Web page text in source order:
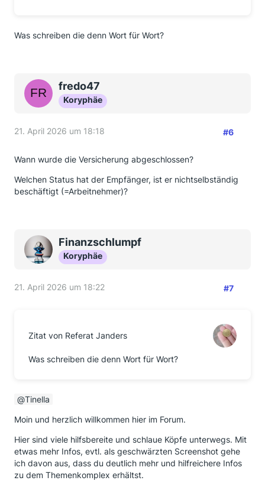
Was schreiben die denn Wort für Wort?
fredo47
Koryphäe
21. April 2026 um 18:18 #6
Wann wurde die Versicherung abgeschlossen?
Welchen Status hat der Empfänger, ist er nichtselbständig
beschäftigt (=Arbeitnehmer)?
Finanzschlumpf
Koryphäe
21. April 2026 um 18:22 #7
Zitat von Referat Janders
Was schreiben die denn Wort für Wort?
Tinella
Moin und herzlich willkommen hier im Forum.
Hier sind viele hilfsbereite und schlaue Köpfe unterwegs. Mit
etwas mehr Infos, evtl. als geschwärzten Screenshot gehe
ich davon aus, dass du deutlich mehr und hilfreichere Infos
zu dem Themenkomplex erhältst.